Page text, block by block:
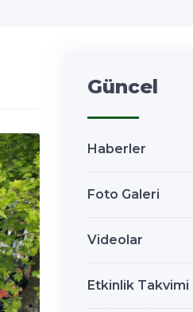
Güncel
Haberler
Foto Galeri
Videolar
Etkinlik Takvimi